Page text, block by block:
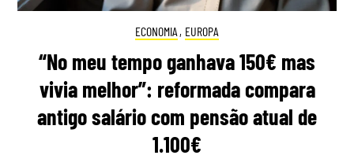
ECONOMIA , EUROPA
“No meu tempo ganhava 150€ mas
vivia melhor”: reformada compara
antigo salário com pensão atual de
1.100€